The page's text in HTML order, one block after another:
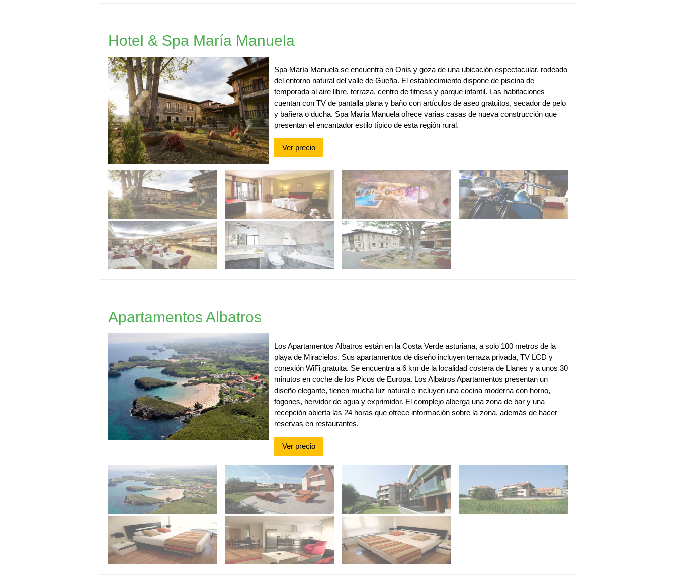
Hotel & Spa María Manuela
Spa María Manuela se encuentra en Onís y goza de una ubicación espectacular, rodeado
del entorno natural del valle de Gueña. El establecimiento dispone de piscina de
temporada al aire libre, terraza, centro de fitness y parque infantil. Las habitaciones
cuentan con TV de pantalla plana y baño con artículos de aseo gratuitos, secador de pelo
y bañera o ducha. Spa María Manuela ofrece varias casas de nueva construcción que
presentan el encantador estilo típico de esta región rural.
Ver precio
Apartamentos Albatros
Los Apartamentos Albatros están en la Costa Verde asturiana, a solo 100 metros de la
playa de Miracielos. Sus apartamentos de diseño incluyen terraza privada, TV LCD y
conexión WiFi gratuita. Se encuentra a 6 km de la localidad costera de Llanes y a unos 30
minutos en coche de los Picos de Europa. Los Albatros Apartamentos presentan un
diseño elegante, tienen mucha luz natural e incluyen una cocina moderna con horno,
fogones, hervidor de agua y exprimidor. El complejo alberga una zona de bar y una
recepción abierta las 24 horas que ofrece información sobre la zona, además de hacer
reservas en restaurantes.
Ver precio